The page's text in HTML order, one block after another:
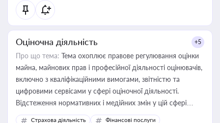
Оціночна діяльність +5
Про що тема: Тема охоплює правове регулювання оцінки
майна, майнових прав і професійної діяльності оцінювачів,
включно з кваліфікаційними вимогами, звітністю та
цифровими сервісами у сфері оціночної діяльності.
Відстеження нормативних і медійних змін у цій сфері
корисне для власника бізнесу, керівника, юриста або
Страхова діяльність
Фінансові послуги